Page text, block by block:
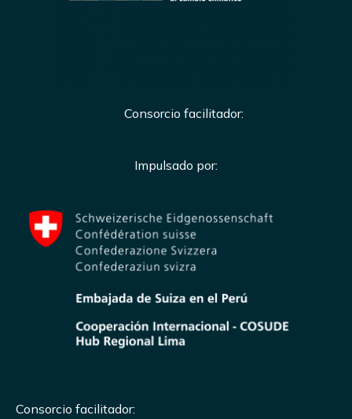
Consorcio facilitador:
Impulsado por:
Consorcio facilitador: